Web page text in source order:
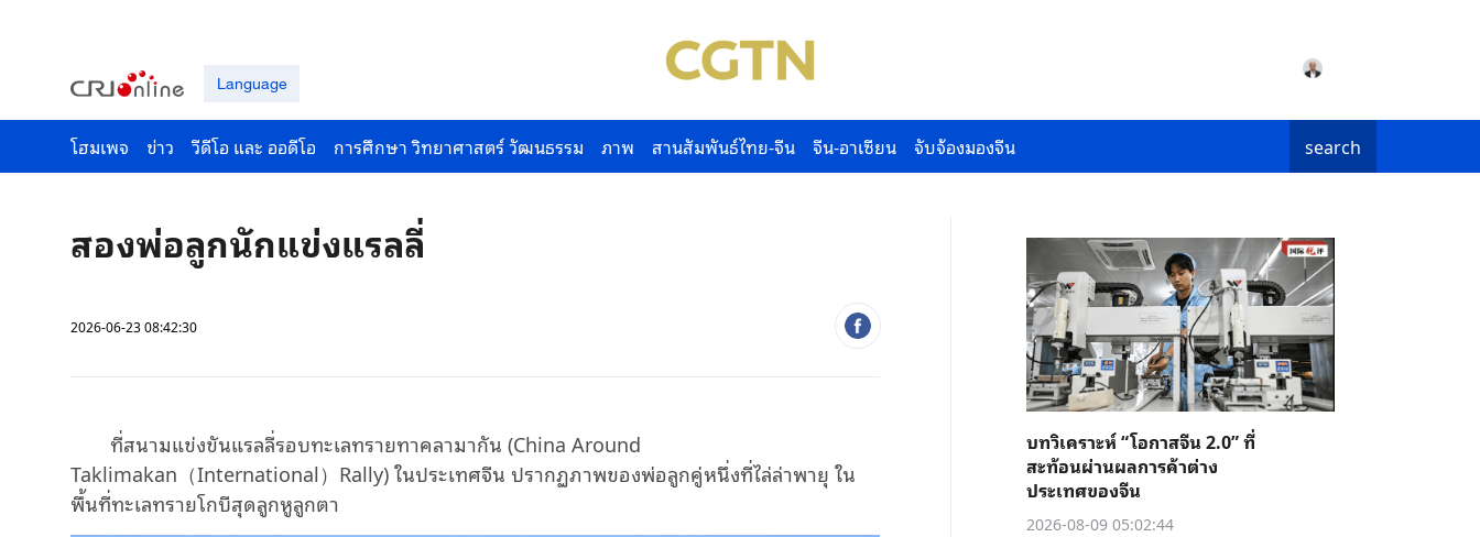
Language
โฮมเพจ ข่าว วีดีโอ และ ออดีโอ การศึกษา วิทยาศาสตร์ วัฒนธรรม ภาพ สานสัมพันธ์ไทย-จีน จีน-อาเซียน จับจ้องมองจีน search
สองพ่อลูกนักแข่งแรลลี่
2026-06-23 08:42:30
ที่สนามแข่งขันแรลลี่รอบทะเลทรายทาคลามากัน (China Around
Taklimakan（International）Rally) ในประเทศจีน ปรากฏภาพของพ่อลูกคู่หนึ่งที่ไล่ล่าพายุ ใน
พื้นที่ทะเลทรายโกบีสุดลูกหูลูกตา
บทวิเคราะห์ “โอกาสจีน 2.0” ที่
สะท้อนผ่านผลการค้าต่าง
ประเทศของจีน
2026-08-09 05:02:44